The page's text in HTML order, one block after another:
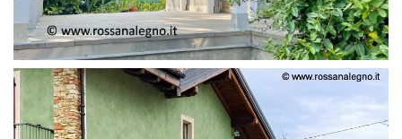
PERGOLA ADOSSATA